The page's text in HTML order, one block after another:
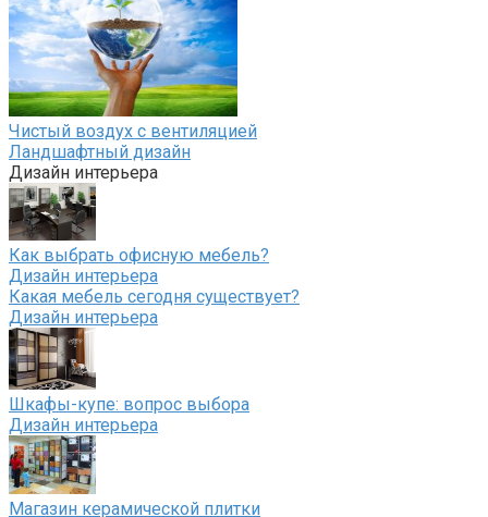
Чистый воздух с вентиляцией
Ландшафтный дизайн
Дизайн интерьера
Как выбрать офисную мебель?
Дизайн интерьера
Какая мебель сегодня существует?
Дизайн интерьера
Шкафы-купе: вопрос выбора
Дизайн интерьера
Магазин керамической плитки